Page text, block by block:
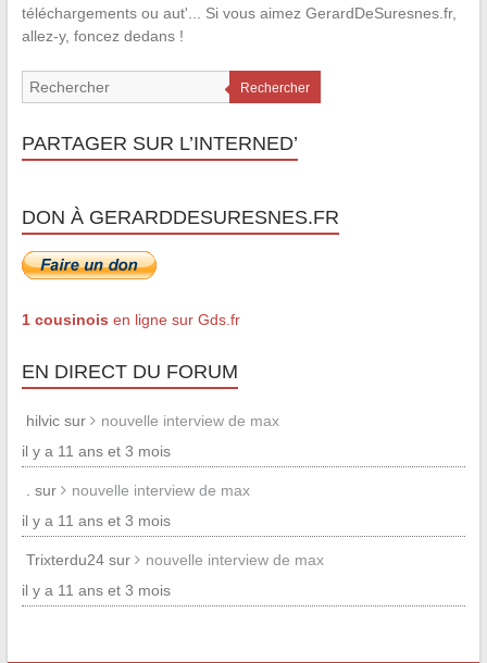
téléchargements ou aut'... Si vous aimez GerardDeSuresnes.fr,
allez-y, foncez dedans !
Rechercher
PARTAGER SUR L’INTERNED’
DON À GERARDDESURESNES.FR
1 cousinois en ligne sur Gds.fr
EN DIRECT DU FORUM
hilvic sur
nouvelle interview de max
il y a 11 ans et 3 mois
. sur
nouvelle interview de max
il y a 11 ans et 3 mois
Trixterdu24 sur
nouvelle interview de max
il y a 11 ans et 3 mois